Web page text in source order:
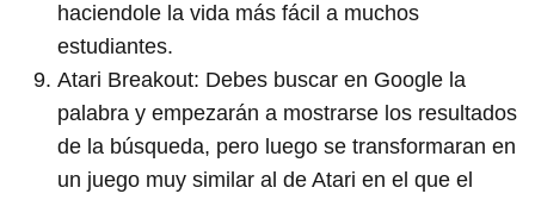
haciendole la vida más fácil a muchos
estudiantes.
Atari Breakout: Debes buscar en Google la
palabra y empezarán a mostrarse los resultados
de la búsqueda, pero luego se transformaran en
un juego muy similar al de Atari en el que el